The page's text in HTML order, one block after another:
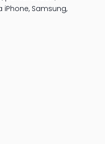
Samsung,